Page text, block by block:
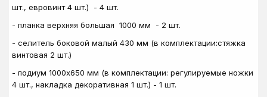
шт., евровинт 4 шт.) - 4 шт.
- планка верхняя большая 1000 мм - 2 шт.
- селитель боковой малый 430 мм (в комплектации:стяжка
винтовая 2 шт.)
- подиум 1000х650 мм (в комплектации: регулируемые ножки
4 шт., накладка декоративная 1 шт.) - 1 шт.